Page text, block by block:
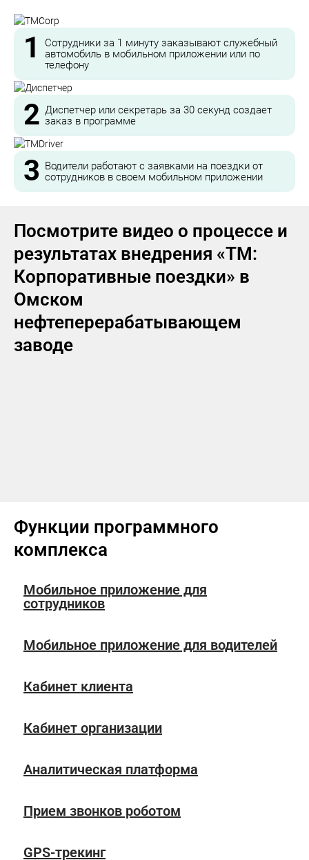
1
Сотрудники за 1 минуту заказывают служебный
автомобиль в мобильном приложении или по
телефону
2 Диспетчер или секретарь за 30 секунд создает
заказ в программе
3 Водители работают с заявками на поездки от
сотрудников в своем мобильном приложении
Посмотрите видео о процессе и
результатах внедрения «ТМ:
Корпоративные поездки» в
Омском
нефтеперерабатывающем
заводе
Функции программного
комплекса
Мобильное приложение для
сотрудников
Мобильное приложение для водителей
Кабинет клиента
Кабинет организации
Аналитическая платформа
Прием звонков роботом
GPS-трекинг